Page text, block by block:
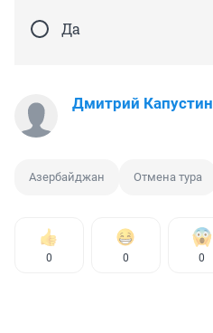
Да
Дмитрий Капустин
Азербайджан Отмена тура
0 0 0